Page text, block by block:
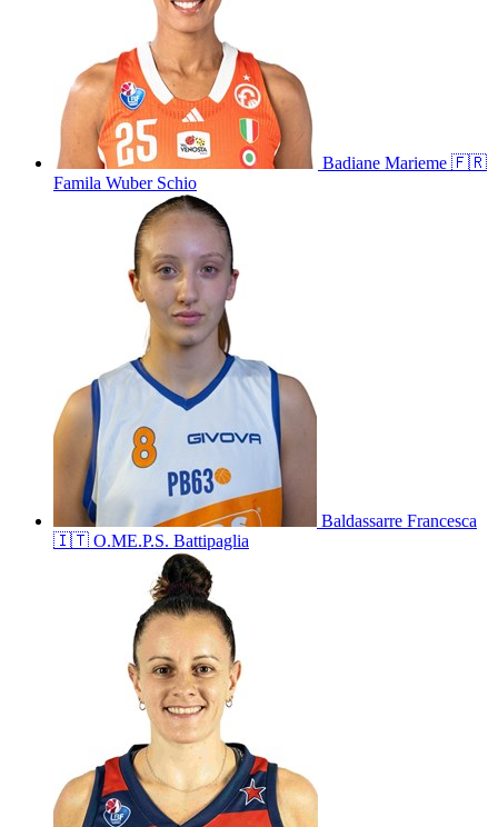
Badiane Marieme 🇫🇷
Famila Wuber Schio
Baldassarre Francesca
🇮🇹 O.ME.P.S. Battipaglia